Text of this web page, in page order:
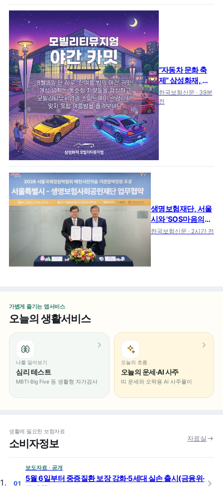
“자동차 문화 축
제” 삼성화재, 모
빌리티뮤지엄서
‘야간 카밋’ 연다
한국보험신문 · 39분
전
생명보험재단, 서울
시와 'SOS마음의전
화 2호' 설치 협약
한국보험신문 · 2시간 전
가볍게 즐기는 앱서비스
오늘의 생활서비스
나를 알아보기
심리 테스트
MBTI·Big Five 등 생활형 자가검사
오늘의 흐름
오늘의 운세·AI 사주
띠 운세와 오락용 AI 사주풀이
생활에 필요한 보험자료
소비자정보 자료실
01
보도자료 · 공개
5월 6일부터 중증질환 보장 강화·5세대 실손 출시(금융위·